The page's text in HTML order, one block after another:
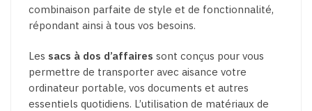
combinaison parfaite de style et de fonctionnalité,
répondant ainsi à tous vos besoins.
Les sacs à dos d’affaires sont conçus pour vous
permettre de transporter avec aisance votre
ordinateur portable, vos documents et autres
essentiels quotidiens. L’utilisation de matériaux de